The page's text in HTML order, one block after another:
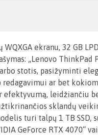
ekranu, 32 GB
„Lenovo
stotis, pasižyminti
ar bet
efektyvumą, leidžiančiu
sklandų
turi talpų 1 TB SSD,
GeForce RTX 4070“